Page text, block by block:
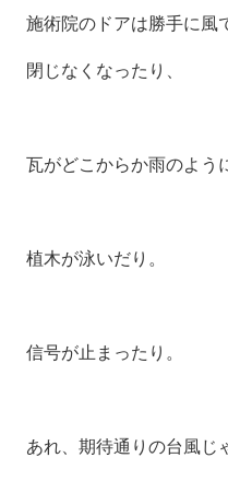
施術院のドアは勝手に風
閉じなくなったり、
瓦がどこからか雨のよう
植木が泳いだり。
信号が止まったり。
あれ、期待通りの台風じ